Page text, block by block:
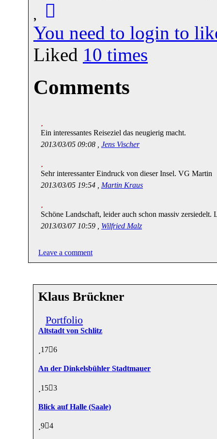
You need to login to
Liked 10 times
Comments
Ein interessantes Reiseziel das neugierig macht.
2013/03/05 09:08 , Jens Vischer
Sehr interessanter Eindruck von dieser Insel. VG Martin
2013/03/05 19:54 , Martin Kraus
Schöne Landschaft, leider auch schon massiv
2013/03/07 10:59 , Wilfried Malz
Leave a comment
Klaus Brückner
Portfolio
Altstadt von Schlitz
17 6
An der Dinkelsbühler Stadtmauer
15 3
Blick auf Halle (Saale)
9 4